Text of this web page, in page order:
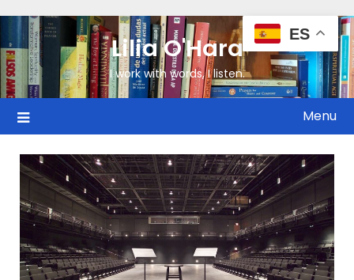
Lilia O'Hara
I work with words, I listen.
Menu
ES